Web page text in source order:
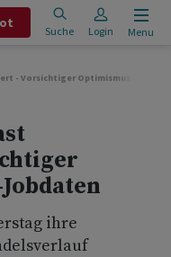
Suche Login Menu
- Vorsichtiger Optimismus vor US-
ihre